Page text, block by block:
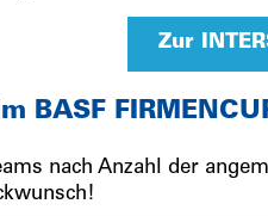
Zur
BASF
nach Anzahl der